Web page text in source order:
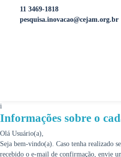
11 3469-1818
pesquisa.inovacao@cejam.org.br
i
Informações sobre o
Olá Usuário(a),
Seja bem-vindo(a). Caso tenha realizado
recebido o e-mail de confirmação, envie